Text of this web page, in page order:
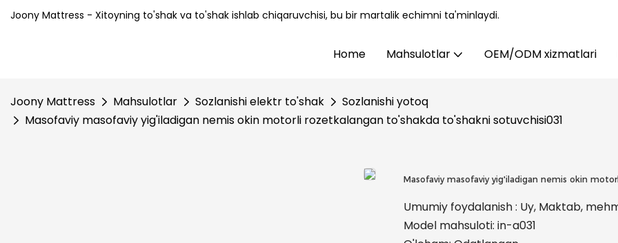
Joony Mattress - Xitoyning to'shak va to'shak ishlab chiqaruvchisi, bu bir martalik echimni ta'minlaydi.
Home Mahsulotlar OEM/ODM xizmatlari
Joony Mattress Mahsulotlar Sozlanishi elektr to'shak
Sozlanishi yotoq
Masofaviy masofaviy yig'iladigan nemis okin motorli rozetkalangan to'shakda to'shakni sotuvchisi031
Masofaviy masofaviy yig'iladigan nemis okin
Umumiy foydalanish : Uy, Maktab,
Model mahsuloti: in-a031